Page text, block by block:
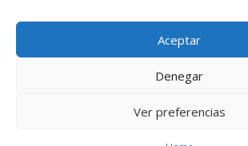
Aceptar
Denegar
Ver preferencias
Correo Electrónico
Página Web Oficial